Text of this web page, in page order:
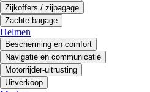
Zijkoffers / zijbagage
Zachte bagage
Helmen
Bescherming en comfort
Navigatie en communicatie
Motorrijder-uitrusting
Uitverkoop